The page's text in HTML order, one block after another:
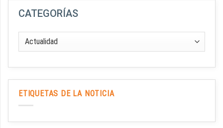
CATEGORÍAS
ETIQUETAS DE LA NOTICIA